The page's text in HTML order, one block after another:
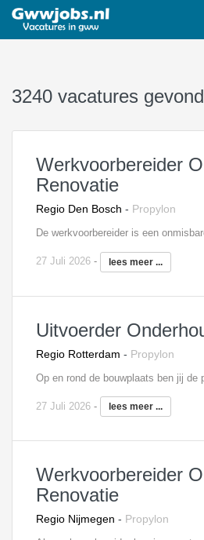
3240 vacatures
Werkvoorbereider
Renovatie
Regio Den Bosch - Propylon
27 Juli 2026 - lees meer ...
Uitvoerder
Regio Rotterdam - Propylon
27 Juli 2026 - lees meer ...
Werkvoorbereider
Renovatie
Regio Nijmegen - Propylon